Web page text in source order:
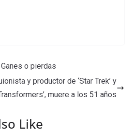
o pierdas
y productor de ‘Star Trek’ y
muere a los 51 años
Like